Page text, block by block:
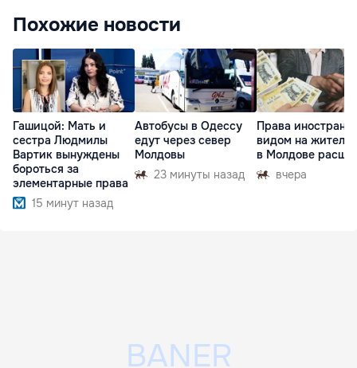
Похожие новости
Гашицой: Мать и
сестра Людмилы
Вартик вынуждены
бороться за
элементарные права
15 минут назад
Автобусы в Одессу
едут через север
Молдовы
23 минуты назад
Права
видом на
в Молдове
вчера